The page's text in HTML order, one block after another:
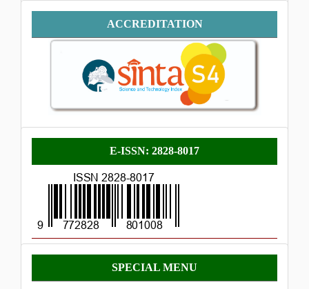
AccreditationACCREDITATION
E-
ISSN
E-ISSN: 2828-8017
Menu SPECIAL MENU